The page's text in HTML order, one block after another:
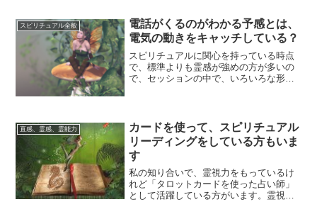
スピリチュアル全般
電話がくるのがわかる予感とは、
電気の動きをキャッチしている？
スピリチュアルに関心を持っている時点
で、標準よりも霊感が強めの方が多いの
で、セッションの中で、いろいろな形で
直感、霊感、霊能力
カードを使って、スピリチュアル
リーディングをしている方もいま
す
私の知り合いで、霊視力をもっているけ
れど「タロットカードを使った占い師」
として活躍している方がいます。霊視力